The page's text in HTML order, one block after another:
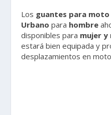
Los guantes para moto
Urbano para hombre
disponibles para mujer y
estará bien equipada y
desplazamientos en